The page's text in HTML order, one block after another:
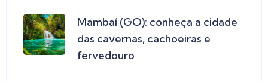
Mambaí (GO): conheça a cidade
das cavernas, cachoeiras e
fervedouro